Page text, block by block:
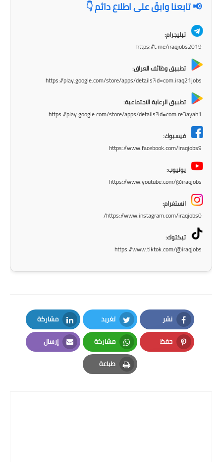
المرحلة الابتدائية
الجامعات
العالي
العامة
📢 تابعنا وابقَ على اطلاع دائم 👇
تيليجرام:
https://t.me/iraqjobs2019
تطبيق وظائف العراق:
https://play.google.com/store/apps/details?id=com.iraq21jobs
تطبيق الرعاية الاجتماعية:
https://play.google.com/store/apps/details?id=com.re3ayah1
فيسبوك:
https://www.facebook.com/iraqjobs9
يوتيوب:
https://www.youtube.com/@iraqjobs
انستغرام:
https://www.instagram.com/iraqjobs0/
تيكتوك:
https://www.tiktok.com/@iraqjobs
نشر
Facebook
تغريد
Twitter
مشاركة
LinkedIn
حفظ
Pinterest
مشاركة
Whatsapp
إرسال
Email
طباعة
Print